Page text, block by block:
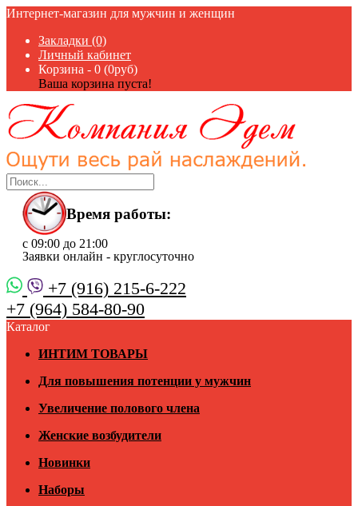
Интернет-магазин для мужчин и женщин
Закладки (0)
Личный кабинет
Корзина - 0 (0руб)
Ваша корзина пуста!
Время работы:
с 09:00 до 21:00
Заявки онлайн - круглосуточно
+7 (916) 215-6-222
+7 (964) 584-80-90
Каталог
ИНТИМ ТОВАРЫ
Для повышения потенции у мужчин
Увеличение полового члена
Женские возбудители
Новинки
Наборы